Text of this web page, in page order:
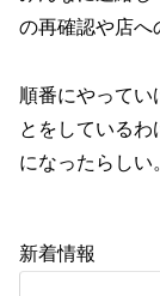
の再確認や店へ
順番にやってい
とをしているわ
になったらしい
新着情報